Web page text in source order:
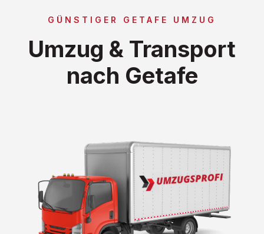
GÜNSTIGER GETAFE UMZUG
Umzug & Transport
nach Getafe